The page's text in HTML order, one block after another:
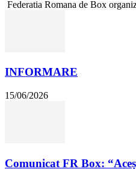
Federatia Romana de Box
INFORMARE
15/06/2026
Comunicat FR Box: